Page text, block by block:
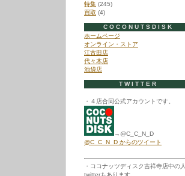
特集 (245)
買取 (4)
COCONUTSDISK
ホームページ
オンライン・ストア
江古田店
代々木店
池袋店
TWITTER
・４店合同公式アカウントです。
→@C_C_N_D
@C_C_N_D からのツイート
・ココナッツディスク吉祥寺店中の人
twitterもあります。